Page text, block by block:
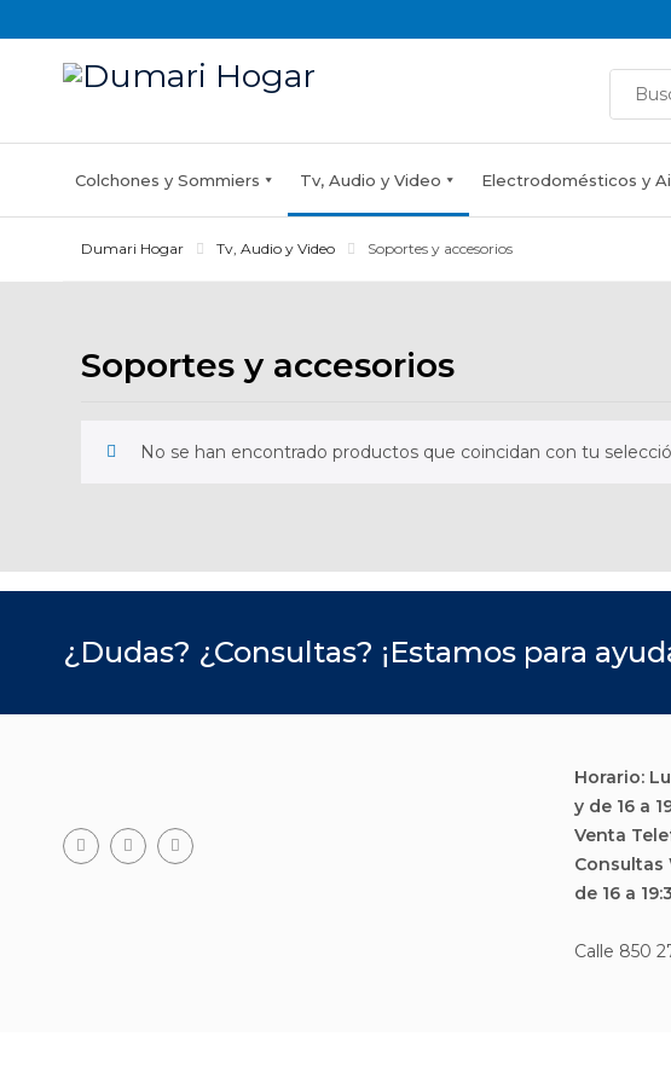
to
content
Colchones y Sommiers Tv, Audio y Video Electrodomésticos y
Dumari Hogar Tv, Audio y Video Soportes y accesorios
Soportes y accesorios
No se han encontrado productos que coincidan con tu
¿Dudas? ¿Consultas? ¡Estamos para
Horario:
y de 16 a
Venta
Consultas
de 16 a
Calle 850